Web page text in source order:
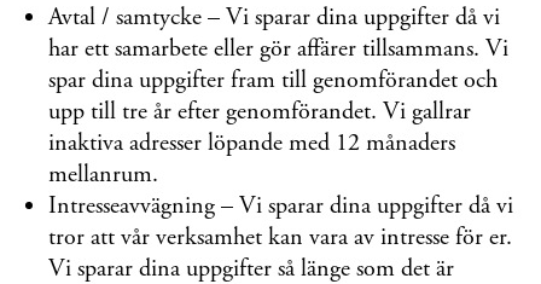
Avtal / samtycke – Vi sparar dina uppgifter då vi
har ett samarbete eller gör affärer tillsammans. Vi
spar dina uppgifter fram till genomförandet och
upp till tre år efter genomförandet. Vi gallrar
inaktiva adresser löpande med 12 månaders
mellanrum.
Intresseavvägning – Vi sparar dina uppgifter då vi
tror att vår verksamhet kan vara av intresse för er.
Vi sparar dina uppgifter så länge som det är